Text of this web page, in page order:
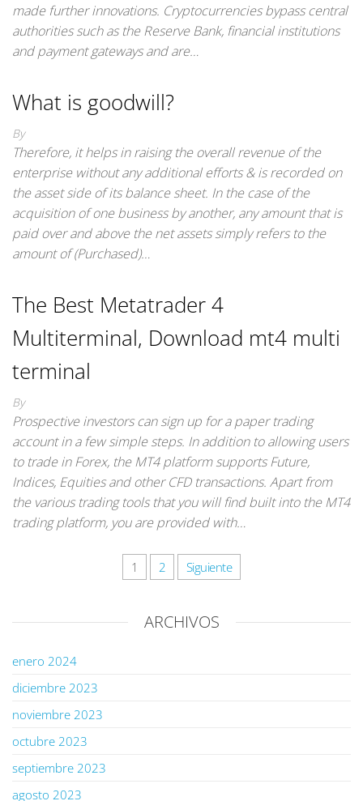
made further innovations. Cryptocurrencies bypass central
authorities such as the Reserve Bank, financial institutions
and payment gateways and are…
What is goodwill?
By
Therefore, it helps in raising the overall revenue of the
enterprise without any additional efforts & is recorded on
the asset side of its balance sheet. In the case of the
acquisition of one business by another, any amount that is
paid over and above the net assets simply refers to the
amount of (Purchased)…
The Best Metatrader 4
Multiterminal, Download mt4 multi
terminal
By
Prospective investors can sign up for a paper trading
account in a few simple steps. In addition to allowing users
to trade in Forex, the MT4 platform supports Future,
Indices, Equities and other CFD transactions. Apart from
the various trading tools that you will find built into the MT4
trading platform, you are provided with…
1 2 Siguiente
ARCHIVOS
enero 2024
diciembre 2023
noviembre 2023
octubre 2023
septiembre 2023
agosto 2023